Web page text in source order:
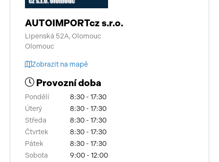
sportovní sedadla
8x airbag
aut. zabrzdění v kopci
dojezdové rezervní kolo
regulace tuhosti podvozku
bluetooth
palubní počítač
AUTOIMPORTcz s.r.o.
Lipenská 52A, Olomouc
Olomouc
Zobrazit na mapě
Provozní doba
Pondělí
8:30 - 17:30
Úterý
8:30 - 17:30
Středa
8:30 - 17:30
Čtvrtek
8:30 - 17:30
Pátek
8:30 - 17:30
Sobota
9:00 - 12:00